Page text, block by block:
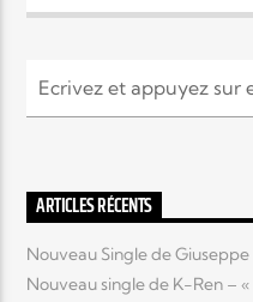
Elyon Kids
ARTICLES RÉCENTS
Nouveau Single de
Nouveau single de K-Ren –